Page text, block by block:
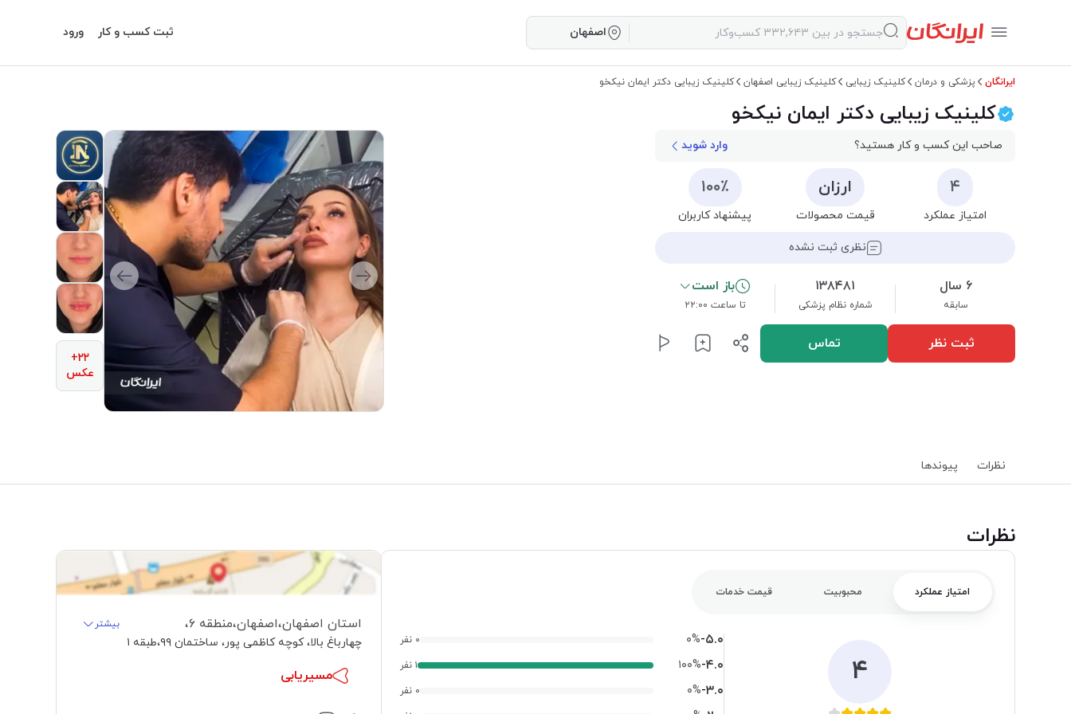
اصفهان ثبت کسب و کار ورود
ایرانگان پزشکی و درمان کلینیک زیبایی کلینیک زیبایی اصفهان کلینیک زیبایی دکتر ایمان نیکخو
کلینیک زیبایی دکتر ایمان نیکخو
صاحب این کسب و کار هستید؟ وارد شوید
۴
امتیاز عملکرد
ارزان
قیمت محصولات
۱۰۰٪
پیشنهاد کاربران
نظری ثبت نشده
۶ سال
سابقه
۱۳۸۴۸۱
شماره نظام پزشکی
باز است
تا ساعت ۲۲:۰۰
ثبت نظر تماس
۲۲+
عکس
نظرات پیوند‌ها
‌نظرات
امتیاز عملکرد محبوبیت قیمت خدمات
۴
۵.۰-۰% ۰ نفر
۴.۰-۱۰۰% ۱ نفر
۳.۰-۰% ۰ نفر
استان اصفهان،اصفهان،منطقه ۶ ، بیشتر
چهارباغ بالا، کوچه کاظمی پور، ساختمان ۹۹ ،طبقه ۱
مسیریابی